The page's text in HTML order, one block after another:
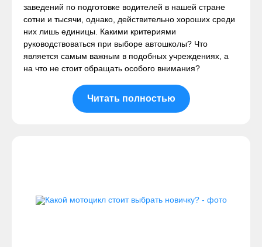
заведений по подготовке водителей в нашей стране
сотни и тысячи, однако, действительно хороших среди
них лишь единицы. Какими критериями
руководствоваться при выборе автошколы? Что
является самым важным в подобных учреждениях, а
на что не стоит обращать особого внимания?
Читать полностью